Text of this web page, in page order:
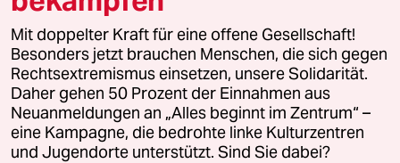
© 2026 taz Verlags und Vertriebs GmbH
Alle Rechte vorbehalten. Bei rechtlichen Fragen oder für Genehmigungen
wenden Sie sich bitte an
lizenzen@taz.de
Feedback Redaktionsstatut Kommune-Richtlinien
Leitlinie Informant Datenschutz Impressum AGB
Mit doppelter Kraft für eine offene Gesellschaft!
Besonders jetzt brauchen Menschen, die sich gegen
Rechtsextremismus einsetzen, unsere Solidarität.
Daher gehen 50 Prozent der Einnahmen aus
Neuanmeldungen an „Alles beginnt im Zentrum“ –
eine Kampagne, die bedrohte linke Kulturzentren
und Jugendorte unterstützt. Sind Sie dabei?